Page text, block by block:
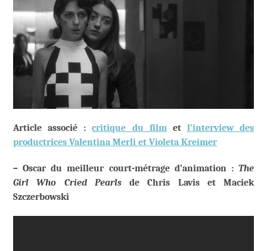
Article associé :critique du film et l’interview des
productrices Valentina Merli et Violeta Kreimer
– Oscar du meilleur court-métrage d’animation : The
Girl Who Cried Pearlsde Chris Lavis et Maciek
Szczerbowski